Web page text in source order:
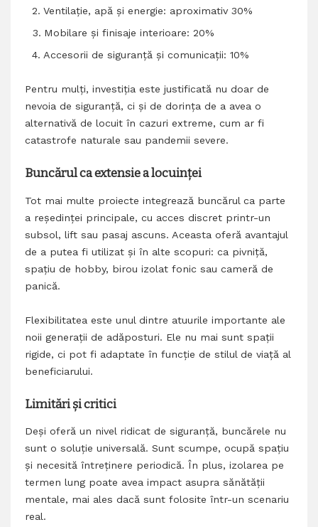
Ventilație, apă și energie: aproximativ 30%
Mobilare și finisaje interioare: 20%
Accesorii de siguranță și comunicații: 10%
Pentru mulți, investiția este justificată nu doar de
nevoia de siguranță, ci și de dorința de a avea o
alternativă de locuit în cazuri extreme, cum ar fi
catastrofe naturale sau pandemii severe.
Buncărul ca extensie a locuinței
Tot mai multe proiecte integrează buncărul ca parte
a reședinței principale, cu acces discret printr-un
subsol, lift sau pasaj ascuns. Aceasta oferă avantajul
de a putea fi utilizat și în alte scopuri: ca pivniță,
spațiu de hobby, birou izolat fonic sau cameră de
panică.
Flexibilitatea este unul dintre atuurile importante ale
noii generații de adăposturi. Ele nu mai sunt spații
rigide, ci pot fi adaptate în funcție de stilul de viață al
beneficiarului.
Limitări și critici
Deși oferă un nivel ridicat de siguranță, buncărele nu
sunt o soluție universală. Sunt scumpe, ocupă spațiu
și necesită întreținere periodică. În plus, izolarea pe
termen lung poate avea impact asupra sănătății
mentale, mai ales dacă sunt folosite într-un scenariu
real.